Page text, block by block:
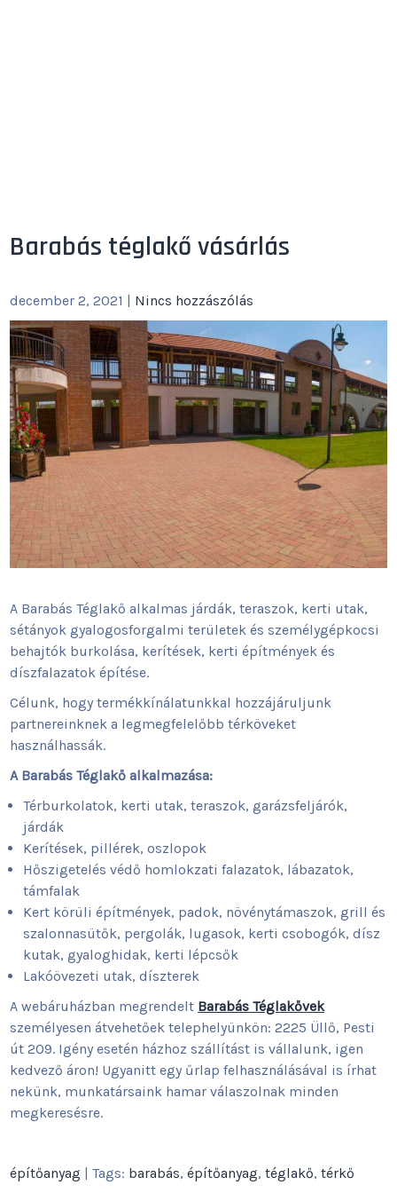
Barabás téglakő vásárlás
december 2, 2021 | Nincs hozzászólás
A Barabás Téglakő alkalmas járdák, teraszok, kerti utak,
sétányok gyalogosforgalmi területek és személygépkocsi
behajtók burkolása, kerítések, kerti építmények és
díszfalazatok építése.
Célunk, hogy termékkínálatunkkal hozzájáruljunk
partnereinknek a legmegfelelőbb térköveket
használhassák.
A Barabás Téglakő alkalmazása:
Térburkolatok, kerti utak, teraszok, garázsfeljárók,
járdák
Kerítések, pillérek, oszlopok
Hőszigetelés védő homlokzati falazatok, lábazatok,
támfalak
Kert körüli építmények, padok, növénytámaszok, grill és
szalonnasütők, pergolák, lugasok, kerti csobogók, dísz
kutak, gyaloghidak, kerti lépcsők
Lakóövezeti utak, díszterek
A webáruházban megrendelt Barabás Téglakővek
személyesen átvehetőek telephelyünkön: 2225 Üllő, Pesti
út 209. Igény esetén házhoz szállítást is vállalunk, igen
kedvező áron! Ugyanitt egy űrlap felhasználásával is írhat
nekünk, munkatársaink hamar válaszolnak minden
megkeresésre.
építőanyag | Tags: barabás,építőanyag,téglakő,térkő